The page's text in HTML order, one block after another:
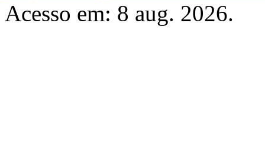
Acesso em: 8 aug. 2026.